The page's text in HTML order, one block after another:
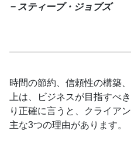
– スティーブ・ジョブズ
時間の節約、信頼性の構築
上は、ビジネスが目指すべ
り正確に言うと、クライア
主な3つの理由があります。